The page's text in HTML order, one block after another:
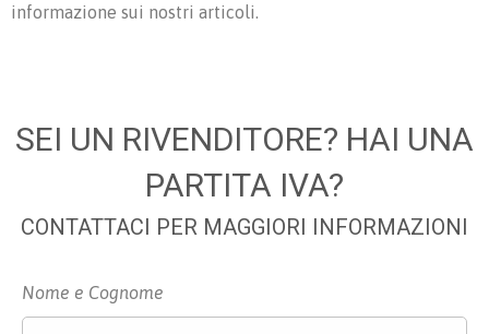
informazione sui nostri articoli.
SEI UN RIVENDITORE? HAI UNA
PARTITA IVA?
CONTATTACI PER MAGGIORI INFORMAZIONI
Nome e Cognome